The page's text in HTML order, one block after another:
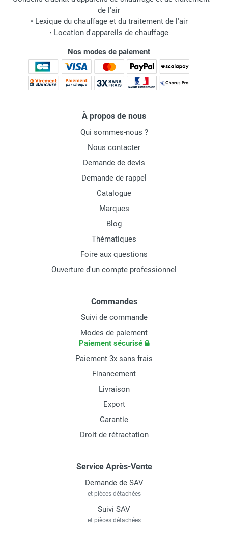
de l'air
• Lexique du chauffage et du traitement de l'air
• Location d'appareils de chauffage
Nos modes de paiement
À propos de nous
Qui sommes-nous ?
Nous contacter
Demande de devis
Demande de rappel
Catalogue
Marques
Blog
Thématiques
Foire aux questions
Ouverture d'un compte professionnel
Commandes
Suivi de commande
Modes de paiement
Paiement sécurisé
Paiement 3x sans frais
Financement
Livraison
Export
Garantie
Droit de rétractation
Service Après-Vente
Demande de SAV
et pièces détachées
Suivi SAV
et pièces détachées